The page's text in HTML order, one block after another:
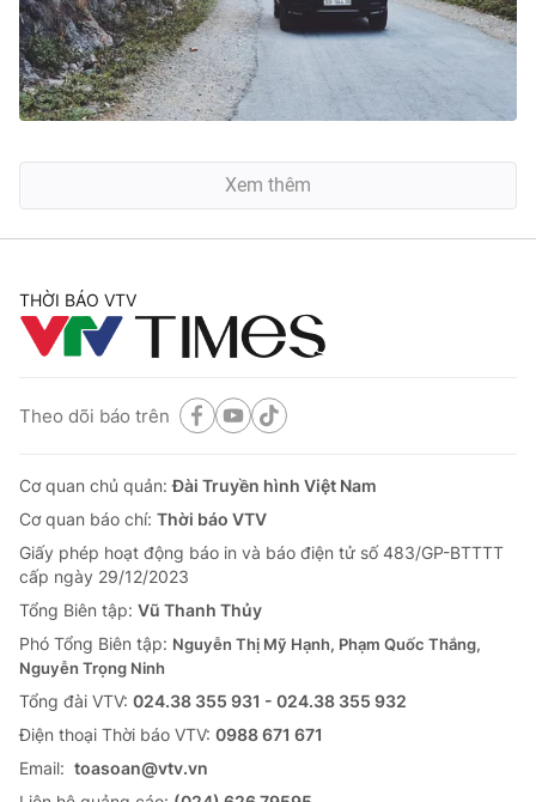
Xem thêm
THỜI BÁO VTV
Theo dõi báo trên
Cơ quan chủ quản:Đài Truyền hình Việt Nam
Cơ quan báo chí: Thời báo VTV
Giấy phép hoạt động báo in và báo điện tử số 483/GP-BTTTT
cấp ngày 29/12/2023
Tổng Biên tập: Vũ Thanh Thủy
Phó Tổng Biên tập: Nguyễn Thị Mỹ Hạnh, Phạm Quốc Thắng,
Nguyễn Trọng Ninh
Tổng đài VTV: 024.38 355 931 - 024.38 355 932
Ðiện thoại Thời báo VTV: 0988 671 671
Email: toasoan@vtv.vn